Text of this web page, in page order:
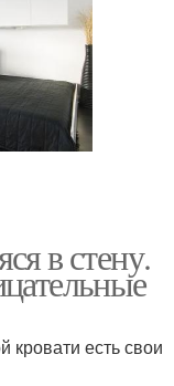
в стену.
кровати есть свои